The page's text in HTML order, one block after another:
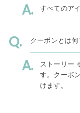
すべてのア
クーポンとは何
ストーリー
す。クーポ
けます。